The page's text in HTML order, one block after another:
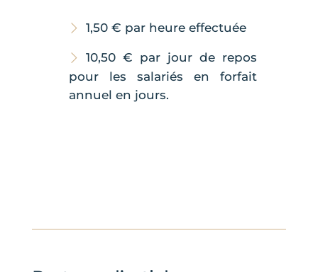
1,50 € par heure effectuée
10,50 € par jour de repos
pour les salariés en forfait
annuel en jours.